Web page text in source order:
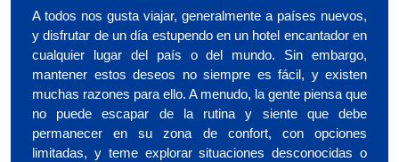
A todos nos gusta viajar, generalmente a países nuevos,
y disfrutar de un día estupendo en un hotel encantador en
cualquier lugar del país o del mundo. Sin embargo,
mantener estos deseos no siempre es fácil, y existen
muchas razones para ello. A menudo, la gente piensa que
no puede escapar de la rutina y siente que debe
permanecer en su zona de confort, con opciones
limitadas, y teme explorar situaciones desconocidas o